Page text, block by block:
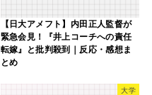
【日大アメフト】内田正人監督が
緊急会見！『井上コーチへの責任
転嫁』と批判殺到｜反応・感想ま
とめ
大学